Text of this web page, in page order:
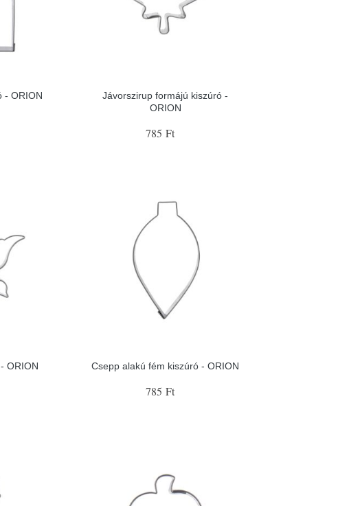
- ORION
Jávorszirup formájú kiszúró -
ORION
785 Ft
ORION Csepp alakú fém kiszúró - ORION
785 Ft